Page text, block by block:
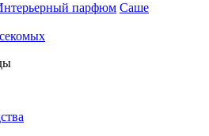
парфюм Саше